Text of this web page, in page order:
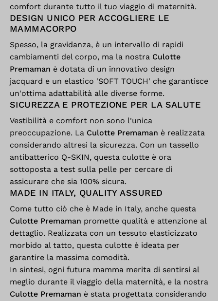
comfort durante tutto il tuo viaggio di maternità.
DESIGN UNICO PER ACCOGLIERE LE
MAMMACORPO
Spesso, la gravidanza, è un intervallo di rapidi
cambiamenti del corpo, ma la nostra Culotte
Premaman è dotata di un innovativo design
jacquard e un elastico 'SOFT TOUCH' che garantisce
un'ottima adattabilità alle diverse forme.
SICUREZZA E PROTEZIONE PER LA SALUTE
Vestibilità e comfort non sono l'unica
preoccupazione. La Culotte Premaman è realizzata
considerando altresì la sicurezza. Con un tassello
antibatterico Q-SKIN, questa culotte è ora
sottoposta a test sulla pelle per cercare di
assicurare che sia 100% sicura.
MADE IN ITALY, QUALITY ASSURED
Come tutto ciò che è Made in Italy, anche questa
Culotte Premaman promette qualità e attenzione al
dettaglio. Realizzata con un tessuto elasticizzato
morbido al tatto, questa culotte è ideata per
garantire la massima comodità.
In sintesi, ogni futura mamma merita di sentirsi al
meglio durante il viaggio della maternità, e la nostra
Culotte Premaman è stata progettata considerando